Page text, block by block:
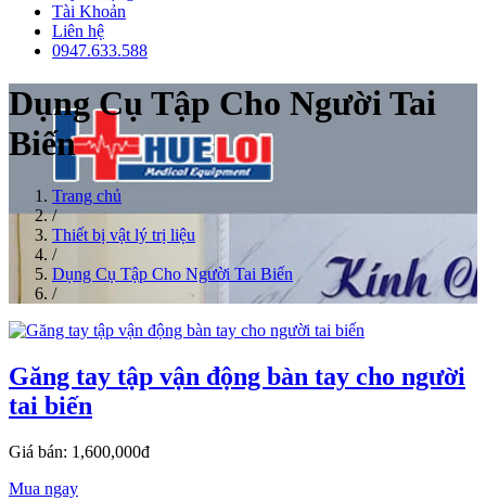
Tài Khoản
Liên hệ
0947.633.588
Dụng Cụ Tập Cho Người Tai
Biến
Trang chủ
/
Thiết bị vật lý trị liệu
/
Dụng Cụ Tập Cho Người Tai Biến
/
Găng tay tập vận động bàn tay cho người
tai biến
Giá bán: 1,600,000đ
Mua ngay